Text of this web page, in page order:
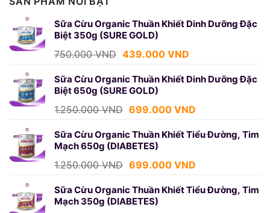
Sữa Cừu Organic Thuần Khiết Dinh Dưỡng Đặc
Biệt 350g (SURE GOLD)
750.000VND Giá
là:
750.000 VND.
439.000 VNDGiá
tại
439.000 VND.
Sữa Cừu Organic Thuần Khiết Dinh Dưỡng Đặc
Biệt 650g (SURE GOLD)
1.250.000VND Giá
là:
1.250.000 VND.
699.000 VNDGiá
tại
Sữa Cừu Organic Thuần Khiết Tiểu Đường, Tim
Mạch 650g (DIABETES)
1.250.000VND Giá
là:
1.250.000 VND.
699.000 VNDGiá
tại
Sữa Cừu Organic Thuần Khiết Tiểu Đường, Tim
Mạch 350g (DIABETES)